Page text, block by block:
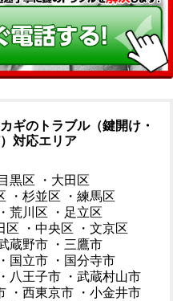
ギのトラブル（鍵開け・
対応エリア
黒区
・大田区
・杉並区
・練馬区
・荒川区
・足立区
区 ・中央区
・文京区
蔵野市
・三鷹市
・国立市
・国分寺市
・八王子市
・武蔵村山市
・西東京市
・小金井市